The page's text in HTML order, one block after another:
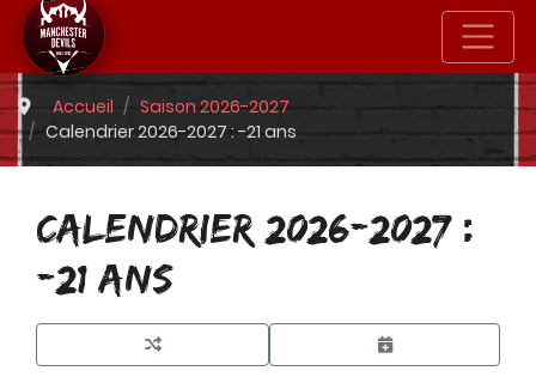
Accueil
Saison 2026-2027
Calendrier 2026-2027 : -21 ans
CALENDRIER 2026-2027 :
-21 ANS